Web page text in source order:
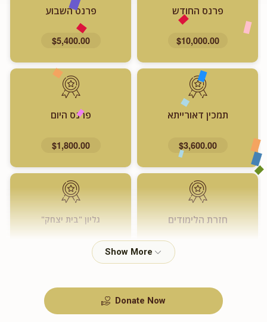
פרנס החודש
$10,000.00
פרנס השבוע
$5,400.00
תמכין דאורייתא
$3,600.00
פרנס היום
$1,800.00
חזרת הלימודים גליון "בית יצחק"
Donate Now